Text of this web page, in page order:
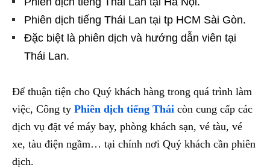
Phiên dịch tiếng Thái Lan tại tp HCM Sài Gòn.
Đặc biệt là phiên dịch và hướng dẫn viên tại
Thái Lan.
Để thuận tiện cho Quý khách hàng trong quá trình làm
việc, Công ty Phiên dịch tiếng Thái còn cung cấp các
dịch vụ đặt vé máy bay, phòng khách sạn, vé tàu, vé
xe, tàu điện ngầm… tại chính nơi Quý khách cần phiên
dịch.